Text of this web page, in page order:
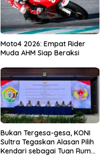
Moto4 2026: Empat Rider
Muda AHM Siap Beraksi
Bukan Tergesa-gesa, KONI
Sultra Tegaskan Alasan Pilih
Kendari sebagai Tuan Rumah